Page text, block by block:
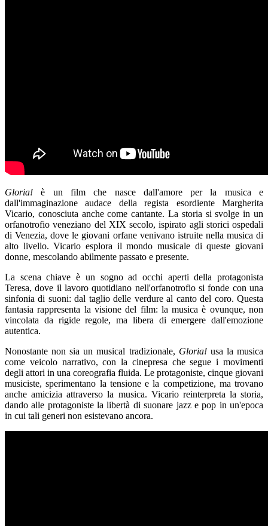
Gloria! è un film che nasce dall'amore per la musica e
dall'immaginazione audace della regista esordiente Margherita
Vicario, conosciuta anche come cantante. La storia si svolge in un
orfanotrofio veneziano del XIX secolo, ispirato agli storici ospedali
di Venezia, dove le giovani orfane venivano istruite nella musica di
alto livello. Vicario esplora il mondo musicale di queste giovani
donne, mescolando abilmente passato e presente.
La scena chiave è un sogno ad occhi aperti della protagonista
Teresa, dove il lavoro quotidiano nell'orfanotrofio si fonde con una
sinfonia di suoni: dal taglio delle verdure al canto del coro. Questa
fantasia rappresenta la visione del film: la musica è ovunque, non
vincolata da rigide regole, ma libera di emergere dall'emozione
autentica.
Nonostante non sia un musical tradizionale, Gloria!usa la musica
come veicolo narrativo, con la cinepresa che segue i movimenti
degli attori in una coreografia fluida. Le protagoniste, cinque giovani
musiciste, sperimentano la tensione e la competizione, ma trovano
anche amicizia attraverso la musica. Vicario reinterpreta la storia,
dando alle protagoniste la libertà di suonare jazz e pop in un'epoca
in cui tali generi non esistevano ancora.